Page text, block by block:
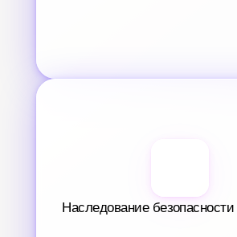
Наследование